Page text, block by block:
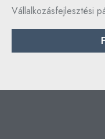
Vállalkozásfejlesztési